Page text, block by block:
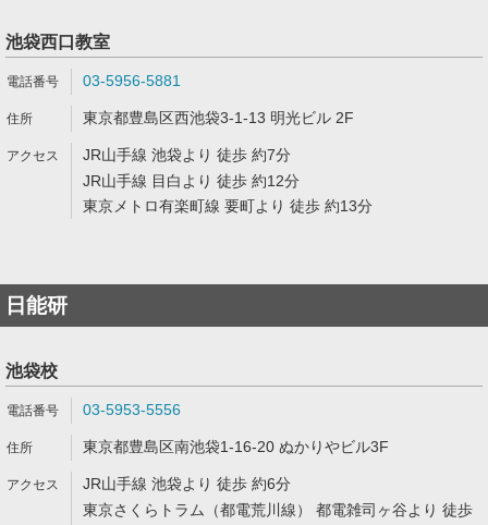
池袋西口教室
03-5956-5881
東京都豊島区西池袋3-1-13 明光ビル 2F
JR山手線 池袋より 徒歩 約7分
JR山手線 目白より 徒歩 約12分
東京メトロ有楽町線 要町より 徒歩 約13分
日能研
池袋校
03-5953-5556
東京都豊島区南池袋1-16-20 ぬかりやビル3F
JR山手線 池袋より 徒歩 約6分
東京さくらトラム（都電荒川線） 都電雑司ヶ谷より 徒歩